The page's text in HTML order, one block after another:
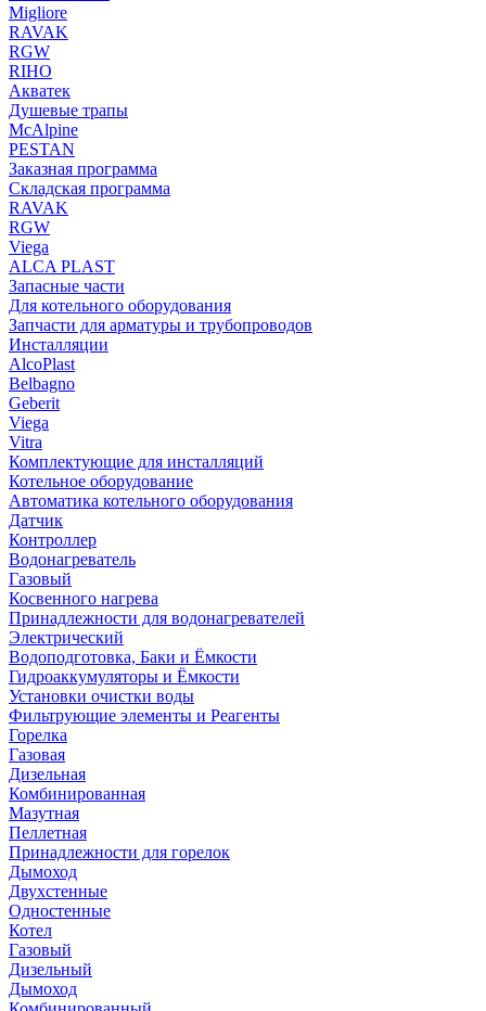
Migliore
RAVAK
RGW
RIHO
Акватек
Душевые трапы
McAlpine
PESTAN
Заказная программа
Складская программа
RAVAK
RGW
Viega
АLCA PLAST
Запасные части
Для котельного оборудования
Запчасти для арматуры и трубопроводов
Инсталляции
AlcoPlast
Belbagno
Geberit
Viega
Vitra
Комплектующие для инсталляций
Котельное оборудование
Автоматика котельного оборудования
Датчик
Контроллер
Водонагреватель
Газовый
Косвенного нагрева
Принадлежности для водонагревателей
Электрический
Водоподготовка, Баки и Ёмкости
Гидроаккумуляторы и Ёмкости
Установки очистки воды
Фильтрующие элементы и Реагенты
Горелка
Газовая
Дизельная
Комбинированная
Мазутная
Пеллетная
Принадлежности для горелок
Дымоход
Двухстенные
Одностенные
Котел
Газовый
Дизельный
Дымоход